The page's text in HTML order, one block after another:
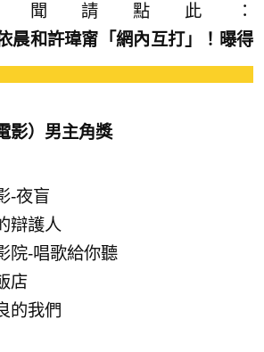
聞請點此：
晨和許瑋甯「網內互打」！曝得
影）男主角獎
-夜盲
辯護人
院-唱歌給你聽
店
的我們